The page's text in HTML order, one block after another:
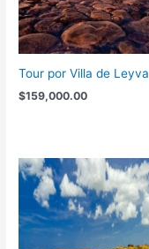
Tour por Villa de Leyva
$159,000.00